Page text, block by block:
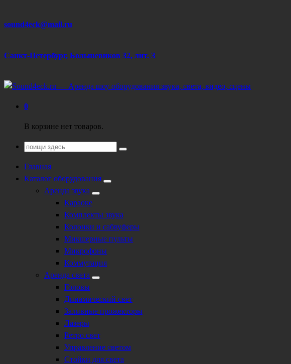
Перейти
sound4eck@mail.ru
Санкт-Петербург, Большевиков 32, лит. З
Техническое обеспечение мероприятий
0
В корзине нет товаров.
Поиск
Главная
Каталог оборудования
Аренда звука
Караоке
Комплекты звука
Колонки и сабвуферы
Микшерные пульты
Микрофоны
Коммутация
Аренда света
Головы
Динамический свет
Заливные прожекторы
Лазеры
Ретро свет
Управление светом
Стойки для света